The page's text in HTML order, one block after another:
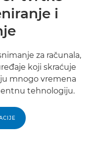
i
za računala,
koji skraćuje
mnogo vremena
tehnologiju.